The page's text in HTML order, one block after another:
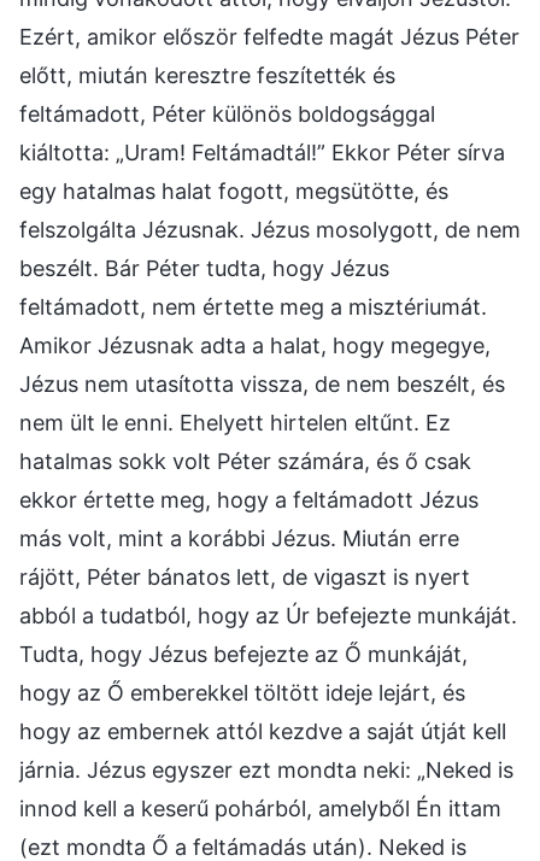
Ezért, amikor először felfedte magát Jézus Péter
előtt, miután keresztre feszítették és
feltámadott, Péter különös boldogsággal
kiáltotta: „Uram! Feltámadtál!” Ekkor Péter sírva
egy hatalmas halat fogott, megsütötte, és
felszolgálta Jézusnak. Jézus mosolygott, de nem
beszélt. Bár Péter tudta, hogy Jézus
feltámadott, nem értette meg a misztériumát.
Amikor Jézusnak adta a halat, hogy megegye,
Jézus nem utasította vissza, de nem beszélt, és
nem ült le enni. Ehelyett hirtelen eltűnt. Ez
hatalmas sokk volt Péter számára, és ő csak
ekkor értette meg, hogy a feltámadott Jézus
más volt, mint a korábbi Jézus. Miután erre
rájött, Péter bánatos lett, de vigaszt is nyert
abból a tudatból, hogy az Úr befejezte munkáját.
Tudta, hogy Jézus befejezte az Ő munkáját,
hogy az Ő emberekkel töltött ideje lejárt, és
hogy az embernek attól kezdve a saját útját kell
járnia. Jézus egyszer ezt mondta neki: „Neked is
innod kell a keserű pohárból, amelyből Én ittam
(ezt mondta Ő a feltámadás után). Neked is